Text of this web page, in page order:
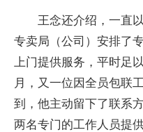
王念还介绍，一直
专卖局（公司）安排了
上门提供服务，平时足
月，又一位因全员包联
到，他主动留下了联系
两名专门的工作人员提供